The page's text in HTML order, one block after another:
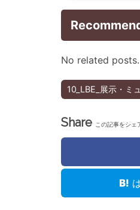
No related posts.
10_LBE_展示・ミ
Share この記事をシェ